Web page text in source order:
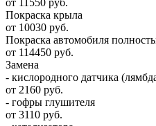
Покраска крыла
от 10030 руб.
Покраска автомобиля
от 114450 руб.
Замена
- кислородного датчика
от 2160 руб.
- гофры глушителя
от 3110 руб.